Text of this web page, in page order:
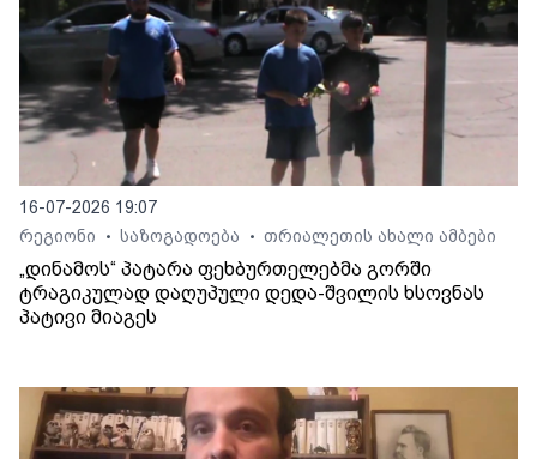
16-07-2026 19:07
რეგიონი
• საზოგადოება • თრიალეთის ახალი ამბები
„დინამოს“ პატარა ფეხბურთელებმა გორში
ტრაგიკულად დაღუპული დედა-შვილის ხსოვნას
პატივი მიაგეს